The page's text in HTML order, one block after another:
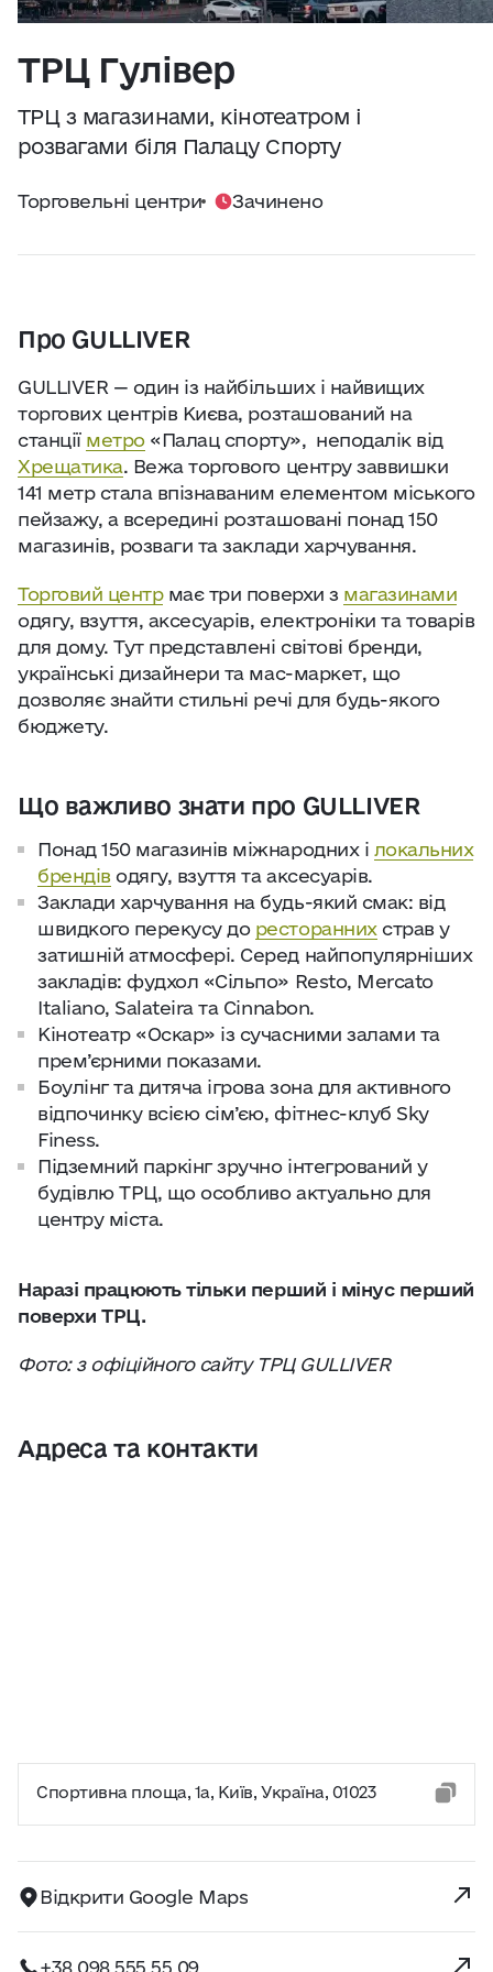
Про нас
Співпраця
Київ сьогодні
Найкращі готелі, ресторани та визначні
Практичні поради
Джерело:openweathermap.org
ТРЦ Гулівер
ТРЦ з магазинами, кінотеатром і
розвагами біля Палацу Спорту
Торговельні центри Зачинено
Про GULLIVER
GULLIVER — один із найбільших і найвищих
торгових центрів Києва, розташований на
станції метро«Палац спорту», неподалік від
Хрещатика. Вежа торгового центру заввишки
141 метр стала впізнаваним елементом міського
пейзажу, а всередині розташовані понад 150
магазинів, розваги та заклади харчування.
Торговий центрмає три поверхи з магазинами
одягу, взуття, аксесуарів, електроніки та товарів
для дому. Тут представлені світові бренди,
українські дизайнери та мас-маркет, що
дозволяє знайти стильні речі для будь-якого
бюджету.
Що важливо знати про GULLIVER
Понад 150 магазинів міжнародних і локальних
брендів одягу, взуття та аксесуарів.
Заклади харчування на будь-який смак: від
швидкого перекусу до рестораннихстрав у
затишній атмосфері. Серед найпопулярніших
закладів: фудхол «Сільпо» Resto, Mercato
Italiano, Salateira та Cinnabon.
Кінотеатр «Оскар» із сучасними залами та
прем’єрними показами.
Боулінг та дитяча ігрова зона для активного
відпочинку всією сім’єю, фітнес-клуб Sky
Finess.
Підземний паркінг зручно інтегрований у
будівлю ТРЦ, що особливо актуально для
центру міста.
Наразі працюють тільки перший і мінус перший
поверхи ТРЦ.
Фото: з офіційного сайту ТРЦ GULLIVER
Адреса та контакти
Спортивна площа, 1a, Київ, Україна, 01023
Відкрити Google Maps
+38 098 555 55 09